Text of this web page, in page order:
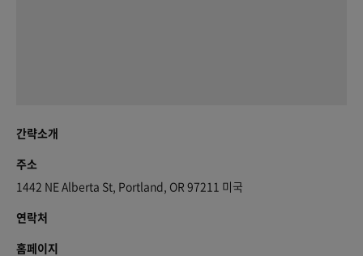
간략소개
주소
1442 NE Alberta St, Portland, OR 97211 미국
연락처
홈페이지